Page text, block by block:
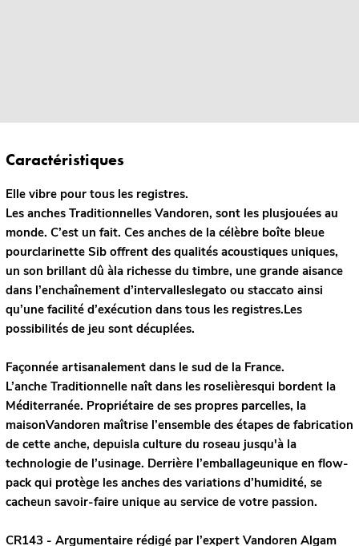
Caractéristiques
Elle vibre pour tous les registres.
Les anches Traditionnelles Vandoren, sont les plusjouées au
monde. C’est un fait. Ces anches de la célèbre boîte bleue
pourclarinette Sib offrent des qualités acoustiques uniques,
un son brillant dû àla richesse du timbre, une grande aisance
dans l’enchaînement d’intervalleslegato ou staccato ainsi
qu’une facilité d’exécution dans tous les registres.Les
possibilités de jeu sont décuplées.
Façonnée artisanalement dans le sud de la France.
L’anche Traditionnelle naît dans les roselièresqui bordent la
Méditerranée. Propriétaire de ses propres parcelles, la
maisonVandoren maîtrise l’ensemble des étapes de fabrication
de cette anche, depuisla culture du roseau jusqu'à la
technologie de l’usinage. Derrière l’emballageunique en flow-
pack qui protège les anches des variations d’humidité, se
cacheun savoir-faire unique au service de votre passion.
CR143 - Argumentaire rédigé par l’expert Vandoren Algam